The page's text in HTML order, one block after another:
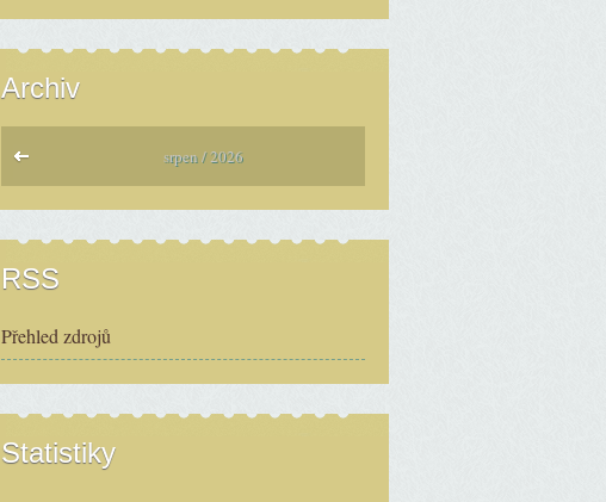
Archiv
srpen / 2026
RSS
Přehled zdrojů
Statistiky